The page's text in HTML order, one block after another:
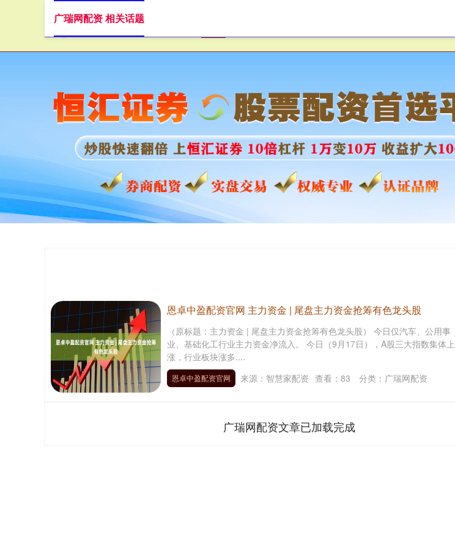
广瑞网配资 相关话题
恩卓中盈配资官网 主力资金 | 尾盘主力资金抢筹有色龙头股
（原标题：主力资金 | 尾盘主力资金抢筹有色龙头股） 今日仅汽车、公用事
业、基础化工行业主力资金净流入。 今日（9月17日），A股三大指数集体上
涨，行业板块涨多....
恩卓中盈配资官网 来源：智慧家配资 查看： 83 分类： 广瑞网配资
广瑞网配资文章已加载完成